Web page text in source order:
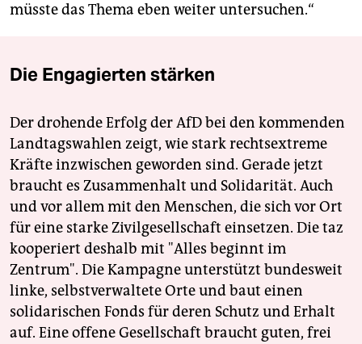
müsste das Thema eben weiter untersuchen.“
Die Engagierten stärken
Der drohende Erfolg der AfD bei den kommenden
Landtagswahlen zeigt, wie stark rechtsextreme
Kräfte inzwischen geworden sind. Gerade jetzt
braucht es Zusammenhalt und Solidarität. Auch
und vor allem mit den Menschen, die sich vor Ort
für eine starke Zivilgesellschaft einsetzen. Die taz
kooperiert deshalb mit "Alles beginnt im
Zentrum". Die Kampagne unterstützt bundesweit
linke, selbstverwaltete Orte und baut einen
solidarischen Fonds für deren Schutz und Erhalt
auf. Eine offene Gesellschaft braucht guten, frei